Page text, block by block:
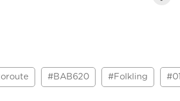
#BAB620 #Folkling